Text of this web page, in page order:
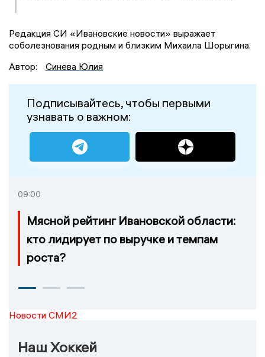
Редакция СИ «Ивановские новости» выражает
соболезнования родным и близким Михаила Шорыгина.
Автор:
Синева Юлия
Подписывайтесь, чтобы первыми
узнавать о важном:
09:00
Мясной рейтинг Ивановской области:
кто лидирует по выручке и темпам
роста?
Новости СМИ2
Наш Хоккей